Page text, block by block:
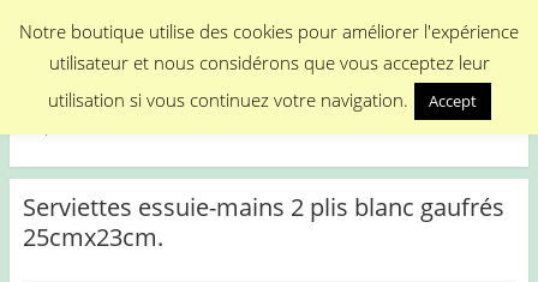
Menu
Medical Promotion
Serviettes essuie-mains 2 plis blanc gaufrés
25cmx23cm.
Notre boutique utilise des cookies pour améliorer l'expérience
utilisateur et nous considérons que vous acceptez leur
utilisation si vous continuez votre navigation.
Accept